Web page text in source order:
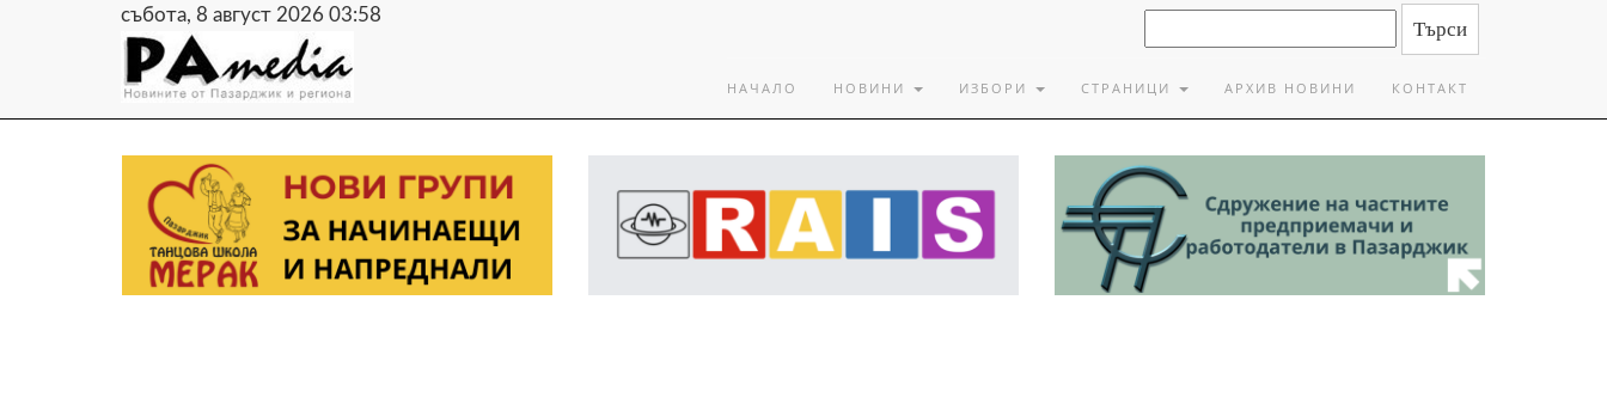
събота, 8 август 2026 03:58
НАЧАЛО НОВИНИ ИЗБОРИ СТРАНИЦИ АРХИВ НОВИНИ КОНТАКТ